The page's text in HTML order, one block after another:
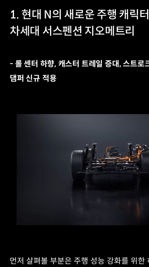
1. 현대 N의 새로운 주행 캐릭
차세대 서스펜션 지오메트리
- 롤 센터 하향, 캐스터 트레일 증대, 스트로
댐퍼 신규 적용
먼저 살펴볼 부분은 주행 성능 강화를 위한